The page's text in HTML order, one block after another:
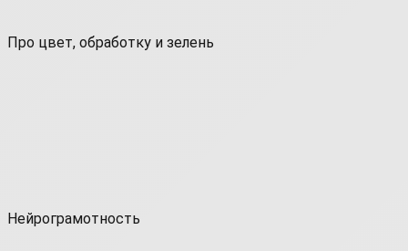
Про цвет, обработку и зелень
Нейрограмотность